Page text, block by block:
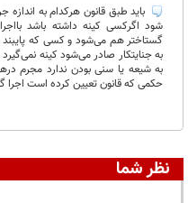
باید طبق قانون هرکدام به
شود اگرکسی کینه داشته باشد
گستاختر هم می‌شود و کسی که
به جنایتکار صادر می‌شود کینه
به شیعه یا سنی بودن ندارد مجرم
حکمی که قانون تعیین کرده است اجرا
نظر شما